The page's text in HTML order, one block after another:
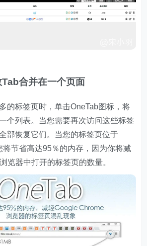
合并在一个页面
的标签页时，单击OneTab图标，将
个列表。当您需要再次访问这些标签
部恢复它们。当您的标签页位于
将节省高达95％的内存，因为你将减
览器中打开的标签页的数量。